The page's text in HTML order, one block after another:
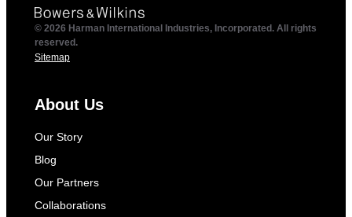
© 2026 Harman International Industries, Incorporated. All rights
reserved.
Sitemap
About Us
Our Story
Blog
Our Partners
Collaborations